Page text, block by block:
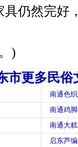
仍然完好
)
市更多民俗
南通色
南通鸡
南通大
启东芦